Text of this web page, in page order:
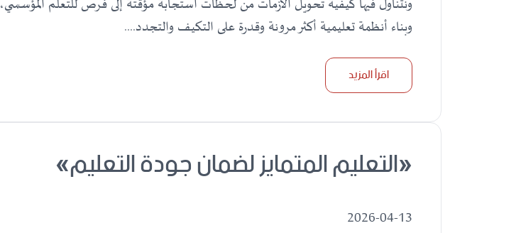
ونتناول فيها كيفية تحويل الأزمات من لحظات استجابة مؤقتة إلى فرص للتعلم المؤسسي،
وبناء أنظمة تعليمية أكثر مرونة وقدرة على التكيف والتجدد....
اقرأ المزيد
«التعليم المتمايز لضمان جودة التعليم»
2026-04-13